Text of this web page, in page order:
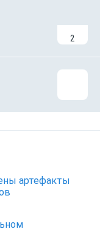
2
артефакты